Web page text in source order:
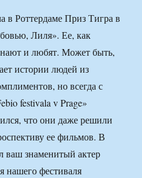
в Роттердаме Приз Тигра в
Лиля». Ее, как
и любят. Может быть,
истории людей из
но всегда с
festivala v Prage»
что они даже решили
ее фильмов. В
ваш знаменитый актер
нашего фестиваля